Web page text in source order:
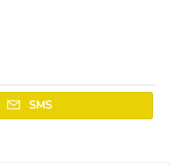
SMS